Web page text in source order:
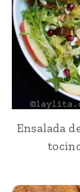
Ensalada